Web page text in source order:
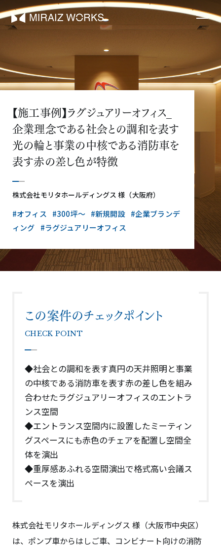
【施工事例】ラグジュアリーオフィス_
企業理念である社会との調和を表す
光の輪と事業の中核である消防車を
表す赤の差し色が特徴
株式会社モリタホールディングス 様（大阪府）
#オフィス #300坪〜 #新規開設 #企業ブランデ
ィング
#ラグジュアリーオフィス
この案件のチェックポイント
CHECK POINT
◆社会との調和を表す真円の天井照明と事業
の中核である消防車を表す赤の差し色を組み
合わせたラグジュアリーオフィスのエントラ
ンス空間
◆エントランス空間内に設置したミーティン
グスペースにも赤色のチェアを配置し空間全
体を演出
◆重厚感あふれる空間演出で格式高い会議ス
ペースを演出
株式会社モリタホールディングス 様（大阪市中央区）
は、ポンプ車からはしご車、コンビナート向けの消防